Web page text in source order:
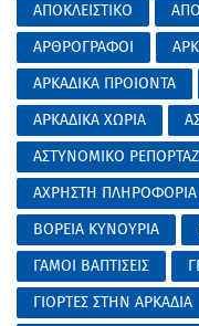
ΑΠΟΚΛΕΙΣΤΙΚΟ
ΑΡΘΡΟΓΡΑΦΟΙ
ΑΡΚΑΔΙΚΑ ΠΡΟΙΟΝΤΑ
ΑΡΚΑΔΙΚΑ ΧΩΡΙΑ
ΑΣΤΥΝΟΜΙΚΟ ΡΕΠΟΡΤΑΖ
ΑΧΡΗΣΤΗ
ΒΟΡΕΙΑ ΚΥΝΟΥΡΙΑ
ΓΑΜΟΙ ΒΑΠΤΙΣΕΙΣ
ΓΙΟΡΤΕΣ ΣΤΗΝ ΑΡΚΑΔΙΑ